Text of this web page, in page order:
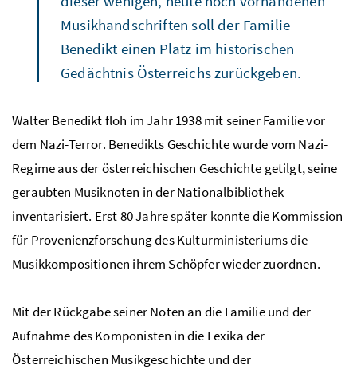
Musikhandschriften soll der Familie
Benedikt einen Platz im historischen
Gedächtnis Österreichs zurückgeben.
Walter Benedikt floh im Jahr 1938 mit seiner Familie vor
dem Nazi-Terror. Benedikts Geschichte wurde vom Nazi-
Regime aus der österreichischen Geschichte getilgt, seine
geraubten Musiknoten in der Nationalbibliothek
inventarisiert. Erst 80 Jahre später konnte die Kommission
für Provenienzforschung des Kulturministeriums die
Musikkompositionen ihrem Schöpfer wieder zuordnen.
Mit der Rückgabe seiner Noten an die Familie und der
Aufnahme des Komponisten in die Lexika der
Österreichischen Musikgeschichte und der